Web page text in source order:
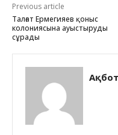
Previous article
Талғат Ермегияев қоныс
колониясына ауыстыруды
сұрады